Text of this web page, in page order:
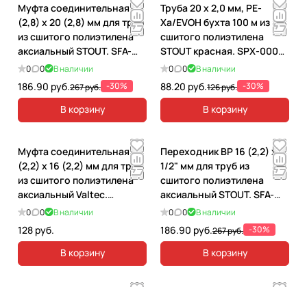
Муфта соединительная 20
(2,8) х 20 (2,8) мм для труб
из сшитого полиэтилена
аксиальный STOUT. SFA-
0003-000020
0 0 В наличии
186.90 руб.267 руб. -30%
В корзину
Труба 20 х 2,0 мм, PE-
Xa/EVOH бухта 100 м из
сшитого полиэтилена
STOUT красная. SPX-0002-
002020
0 0 В наличии
88.20 руб.126 руб. -30%
В корзину
Муфта соединительная 16
(2,2) х 16 (2,2) мм для труб
из сшитого полиэтилена
аксиальный Valtec.
VTm.403.G.001616
0 0 В наличии
128 руб.
В корзину
Переходник ВР 16 (2,2) х
1/2" мм для труб из
сшитого полиэтилена
аксиальный STOUT. SFA-
0002-001612
0 0 В наличии
186.90 руб.267 руб. -30%
В корзину